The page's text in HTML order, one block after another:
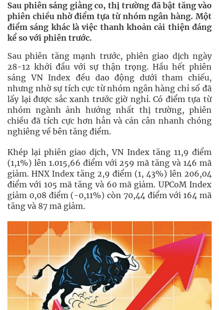
Sau phiên sáng giằng co, thị trường đã bật tăng vào
phiên chiều nhờ điểm tựa từ nhóm ngân hàng. Một
điểm sáng khác là việc thanh khoản cải thiện đáng
kể so với phiên trước.
Sau phiên tăng mạnh trước, phiên giao dịch ngày
28-12 khởi đầu với sự thận trọng. Hầu hết phiên
sáng VN Index đều dao động dưới tham chiếu,
nhưng nhờ sự tích cực từ nhóm ngân hàng chỉ số đã
lấy lại được sắc xanh trước giờ nghỉ. Có điểm tựa từ
nhóm ngành ảnh hưởng nhất thị trường, phiên
chiều đã tích cực hơn hẳn và cán cân nhanh chóng
nghiêng về bên tăng điểm.
Khép lại phiên giao dịch, VN Index tăng 11,9 điểm
(1,1%) lên 1.015,66 điểm với 259 mã tăng và 146 mã
giảm. HNX Index tăng 2,9 điểm (1, 43%) lên 206,04
điểm với 105 mã tăng và 60 mã giảm. UPCoM Index
giảm 0,08 điểm (-0,11%) còn 70,44 điểm với 164 mã
tăng và 87 mã giảm.